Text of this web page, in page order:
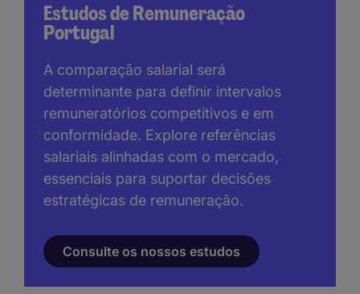
Estudos de Remuneração
Portugal
A comparação salarial será
determinante para definir intervalos
remuneratórios competitivos e em
conformidade. Explore referências
salariais alinhadas com o mercado,
essenciais para suportar decisões
estratégicas de remuneração.
Consulte os nossos estudos